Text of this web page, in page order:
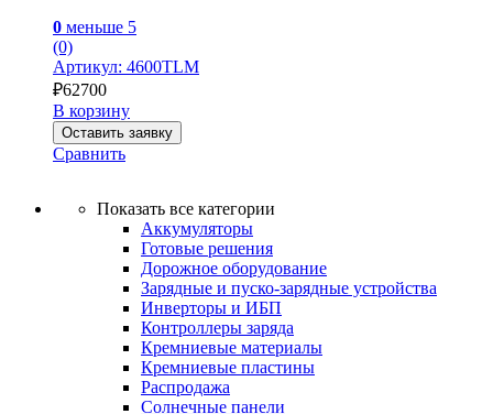
0 меньше 5
(0)
Артикул: 4600TLM
₽62700
В корзину
Оставить заявку
Сравнить
Показать все категории
Аккумуляторы
Готовые решения
Дорожное оборудование
Зарядные и пуско-зарядные устройства
Инверторы и ИБП
Контроллеры заряда
Кремниевые материалы
Кремниевые пластины
Распродажа
Солнечные панели